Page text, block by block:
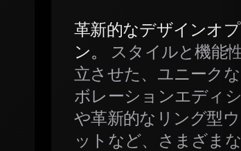
革新的なデザインオ
ン。
スタイルと機能
立させた、ユニーク
ボレーションエディ
や革新的なリング型
ットなど、さまざま